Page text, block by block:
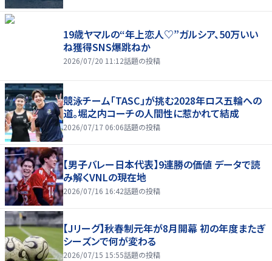
19歳ヤマルの“年上恋人♡”ガルシア、50万いい
ね獲得SNS爆跳ねか
2026/07/20 11:12話題の投稿
競泳チーム「TASC」が挑む2028年ロス五輪への
道。堀之内コーチの人間性に惹かれて結成
2026/07/17 06:06話題の投稿
【男子バレー日本代表】9連勝の価値 データで読
み解くVNLの現在地
2026/07/16 16:42話題の投稿
【Jリーグ】秋春制元年が8月開幕 初の年度またぎ
シーズンで何が変わる
2026/07/15 15:55話題の投稿